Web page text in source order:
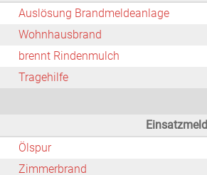
Auslösung Brandmeldeanlage
Wohnhausbrand
brennt Rindenmulch
Tragehilfe
Ölspur
Zimmerbrand